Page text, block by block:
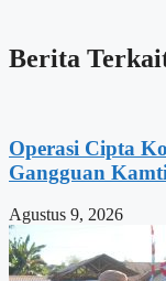
Berita
Operasi Cipta
Gangguan
Agustus 9, 2026